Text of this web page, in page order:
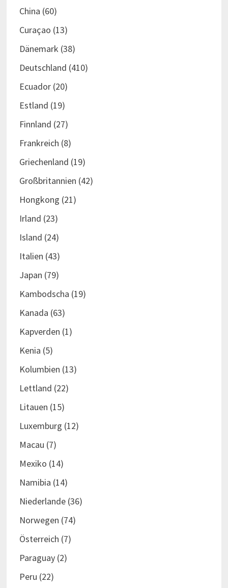
China (60)
Curaçao (13)
Dänemark (38)
Deutschland (410)
Ecuador(20)
Estland (19)
Finnland (27)
Frankreich (8)
Griechenland (19)
Großbritannien (42)
Hongkong (21)
Irland (23)
Island (24)
Italien (43)
Japan (79)
Kambodscha (19)
Kanada (63)
Kapverden (1)
Kenia (5)
Kolumbien (13)
Lettland (22)
Litauen (15)
Luxemburg (12)
Macau (7)
Mexiko (14)
Namibia (14)
Niederlande(36)
Norwegen (74)
Österreich (7)
Paraguay(2)
Peru (22)